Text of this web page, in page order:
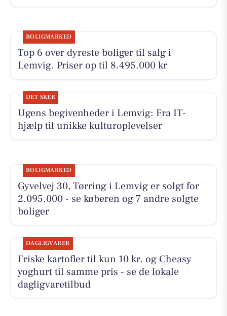
BOLIGMARKED
Top 6 over dyreste boliger til salg i
Lemvig. Priser op til 8.495.000 kr
DET SKER
Ugens begivenheder i Lemvig: Fra IT-
hjælp til unikke kulturoplevelser
BOLIGMARKED
Gyvelvej 30, Tørring i Lemvig er solgt for
2.095.000 - se køberen og 7 andre solgte
boliger
DAGLIGVARER
Friske kartofler til kun 10 kr. og Cheasy
yoghurt til samme pris - se de lokale
dagligvaretilbud